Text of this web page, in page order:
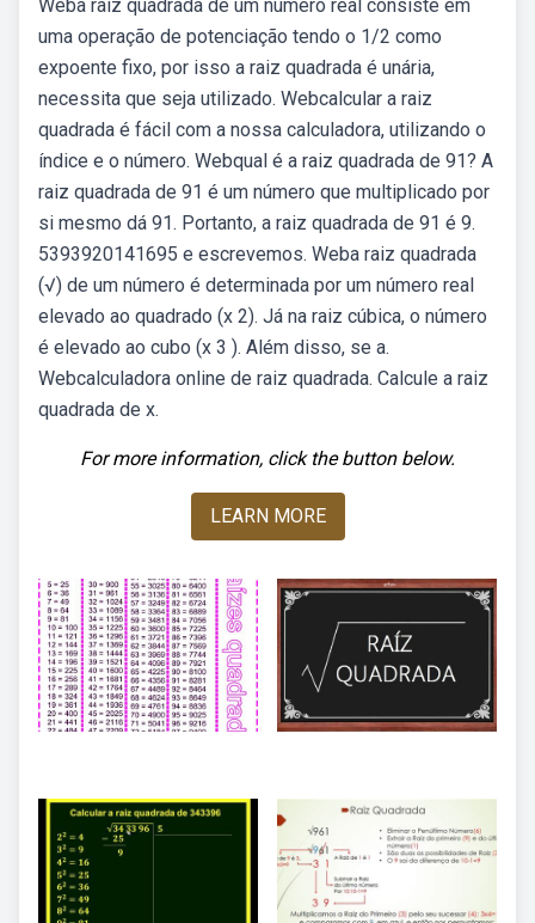
Weba raiz quadrada de um número real consiste em
uma operação de potenciação tendo o 1/2 como
expoente fixo, por isso a raiz quadrada é unária,
necessita que seja utilizado. Webcalcular a raiz
quadrada é fácil com a nossa calculadora, utilizando o
índice e o número. Webqual é a raiz quadrada de 91? A
raiz quadrada de 91 é um número que multiplicado por
si mesmo dá 91. Portanto, a raiz quadrada de 91 é 9.
5393920141695 e escrevemos. Weba raiz quadrada
(√) de um número é determinada por um número real
elevado ao quadrado (x 2). Já na raiz cúbica, o número
é elevado ao cubo (x 3 ). Além disso, se a.
Webcalculadora online de raiz quadrada. Calcule a raiz
quadrada de x.
For more information, click the button below.
LEARN MORE